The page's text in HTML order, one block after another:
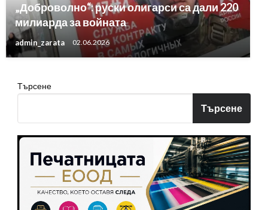
„Доброволно“: руски олигарси са дали 220
милиарда за войната
admin_zarata 02.06.2026
Търсене
Търсене